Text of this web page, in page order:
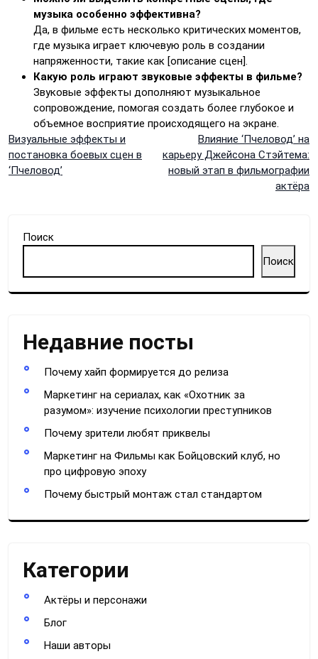
музыка особенно эффективна?
Да, в фильме есть несколько критических моментов,
где музыка играет ключевую роль в создании
напряженности, такие как [описание сцен].
Какую роль играют звуковые эффекты в фильме?
Звуковые эффекты дополняют музыкальное
сопровождение, помогая создать более глубокое и
объемное восприятие происходящего на экране.
Навигация
по
Визуальные эффекты и
постановка боевых сцен в
‘Пчеловод’
Влияние ‘Пчеловод’ на
карьеру Джейсона Стэйтема:
новый этап в фильмографии
актёра
Поиск
Поиск
Недавние посты
Почему хайп формируется до релиза
Маркетинг на сериалах, как «Охотник за
разумом»: изучение психологии преступников
Почему зрители любят приквелы
Маркетинг на Фильмы как Бойцовский клуб, но
про цифровую эпоху
Почему быстрый монтаж стал стандартом
Категории
Актёры и персонажи
Блог
Наши авторы